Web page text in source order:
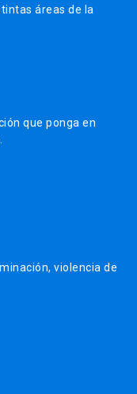
áreas de la
que ponga en
violencia de